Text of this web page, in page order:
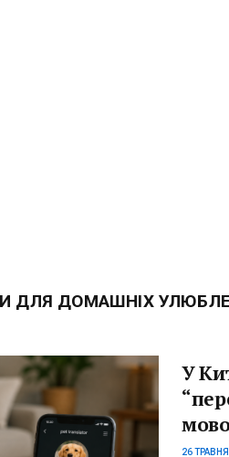
ДЛЯ ДОМАШНІХ
У
26